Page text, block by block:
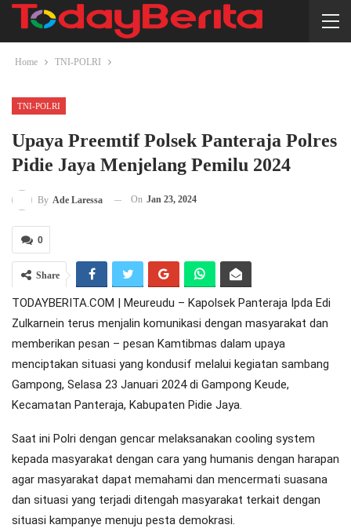
Home TNI-POLRI
TNI-POLRI
Upaya Preemtif Polsek Panteraja Polres
Pidie Jaya Menjelang Pemilu 2024
By Ade Laressa On Jan 23, 2024
0
Share
TODAYBERITA.COM | Meureudu – Kapolsek Panteraja Ipda Edi
Zulkarnein terus menjalin komunikasi dengan masyarakat dan
memberikan pesan – pesan Kamtibmas dalam upaya
menciptakan situasi yang kondusif melalui kegiatan sambang
Gampong, Selasa 23 Januari 2024 di Gampong Keude,
Kecamatan Panteraja, Kabupaten Pidie Jaya.
Saat ini Polri dengan gencar melaksanakan cooling system
kepada masyarakat dengan cara yang humanis dengan harapan
agar masyarakat dapat memahami dan mencermati suasana
dan situasi yang terjadi ditengah masyarakat terkait dengan
situasi kampanye menuju pesta demokrasi.